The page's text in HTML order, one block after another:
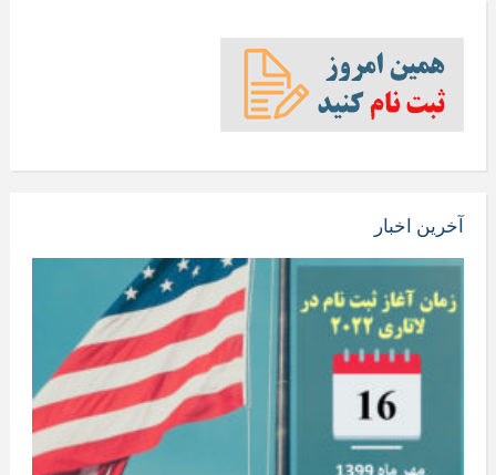
آخرین اخبار